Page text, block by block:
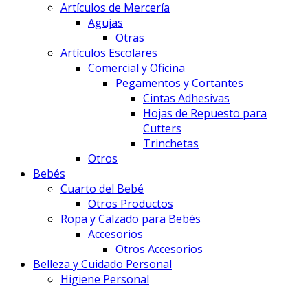
Artículos de Mercería
Agujas
Otras
Artículos Escolares
Comercial y Oficina
Pegamentos y Cortantes
Cintas Adhesivas
Hojas de Repuesto para
Cutters
Trinchetas
Otros
Bebés
Cuarto del Bebé
Otros Productos
Ropa y Calzado para Bebés
Accesorios
Otros Accesorios
Belleza y Cuidado Personal
Higiene Personal